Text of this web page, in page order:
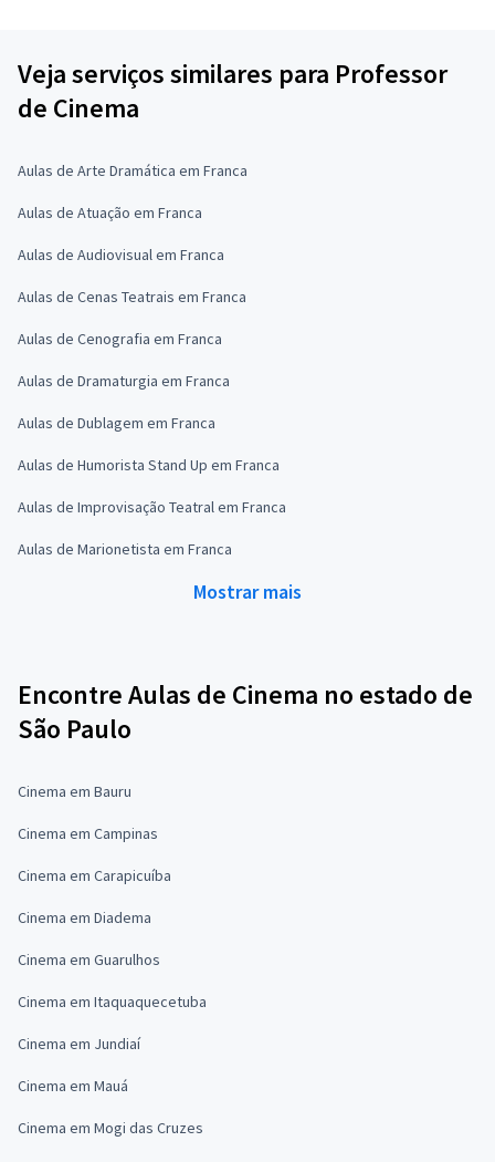
Veja serviços similares para Professor
de Cinema
Aulas de Arte Dramática em Franca
Aulas de Atuação em Franca
Aulas de Audiovisual em Franca
Aulas de Cenas Teatrais em Franca
Aulas de Cenografia em Franca
Aulas de Dramaturgia em Franca
Aulas de Dublagem em Franca
Aulas de Humorista Stand Up em Franca
Aulas de Improvisação Teatral em Franca
Aulas de Marionetista em Franca
Mostrar mais
Encontre Aulas de Cinema no estado de
São Paulo
Cinema em Bauru
Cinema em Campinas
Cinema em Carapicuíba
Cinema em Diadema
Cinema em Guarulhos
Cinema em Itaquaquecetuba
Cinema em Jundiaí
Cinema em Mauá
Cinema em Mogi das Cruzes